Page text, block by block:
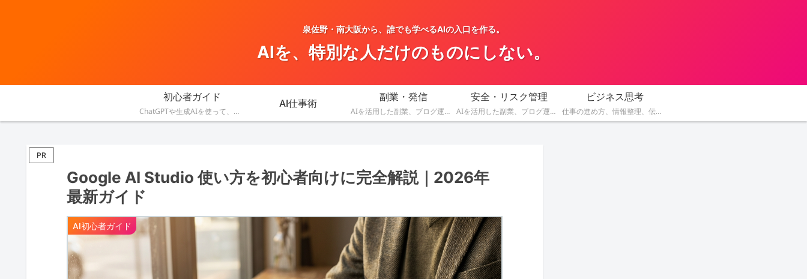
泉佐野・南大阪から、誰でも学べるAIの入口を作る。
AIを、特別な人だけのものにしない。
初心者ガイド
ChatGPTや生成AIを使って、資料作成・メール・会議・業務改善を効率化する方法を紹介します。
AI仕事術
副業・発信
AIを活用した副業、ブログ運営、SNS発信、収益化のアイデアを発信します。
安全・リスク管理
AIを活用した副業、ブログ運営、SNS発信、コンテンツ作成、収益化の方法を紹介します。
ビジネス思考
仕事の進め方、情報整理、伝え方、判断力など、AI時代に役立つビジネス思考を解説します。
PR
Google AI Studio 使い方を初心者向けに完全解説｜2026年
最新ガイド
AI初心者ガイド